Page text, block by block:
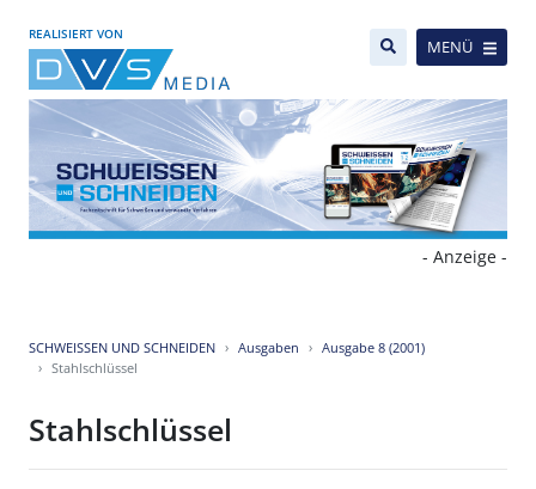
REALISIERT VON
MENÜ
- Anzeige -
SCHWEISSEN UND SCHNEIDEN Ausgaben
Ausgabe 8 (2001)
Stahlschlüssel
Stahlschlüssel